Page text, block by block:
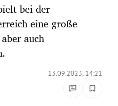
bei der
eine große
auch
13.09.2023, 14:21